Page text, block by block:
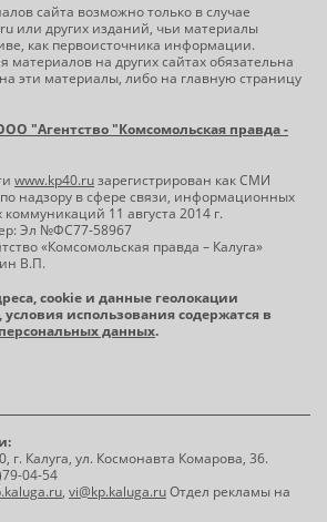
сайта возможно только в случае
или других изданий, чьи материалы
как первоисточника информации.
материалов на других сайтах обязательна
эти материалы, либо на главную страницу
"Агентство "Комсомольская правда -
www.kp40.ruзарегистрирован как СМИ
надзору в сфере связи, информационных
11 августа 2014 г.
Эл №ФС77-58967
«Комсомольская правда – Калуга»
В.П.
cookie и данные геолокации
использования содержатся в
данных.
г. Калуга, ул. Космонавта Комарова, 36.
04-54
, vi@kp.kaluga.ruОтдел рекламы на